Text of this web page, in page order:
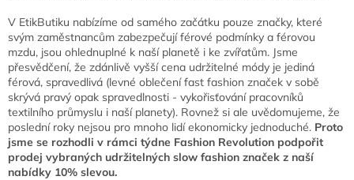
V EtikButiku nabízíme od samého začátku pouze značky, které
svým zaměstnancům zabezpečují férové podmínky a férovou
mzdu, jsou ohlednuplné k naší planetě i ke zvířatům. Jsme
přesvědčení, že zdánlivě vyšší cena udržitelné módy je jediná
férová, spravedlivá (levné oblečení fast fashion značek v sobě
skrývá pravý opak spravedlnosti - vykořisťování pracovníků
textilního průmyslu i naší planety). Rovnež si ale uvědomujeme, že
poslední roky nejsou pro mnoho lidí ekonomicky jednoduché. Proto
jsme se rozhodli v rámci týdne Fashion Revolution podpořit
prodej vybraných udržitelných slow fashion značek z naší
nabídky 10% slevou.